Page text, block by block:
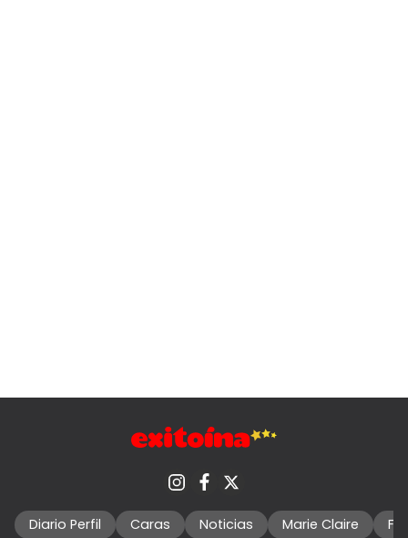
Diario Perfil Caras Noticias Marie Claire